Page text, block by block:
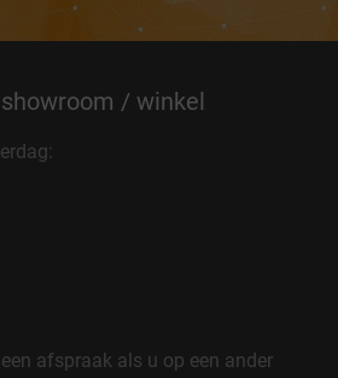
/ winkel
afspraak als u op een ander